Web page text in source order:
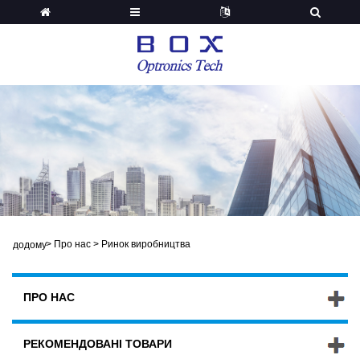
додому> Про нас > Ринок виробництва
ПРО НАС
РЕКОМЕНДОВАНІ ТОВАРИ